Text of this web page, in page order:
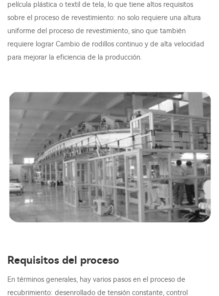
película plástica o textil de tela, lo que tiene altos requisitos
sobre el proceso de revestimiento: no solo requiere una altura
uniforme del proceso de revestimiento, sino que también
requiere lograr Cambio de rodillos continuo y de alta velocidad
para mejorar la eficiencia de la producción.
Requisitos del proceso
En términos generales, hay varios pasos en el proceso de
recubrimiento: desenrollado de tensión constante, control